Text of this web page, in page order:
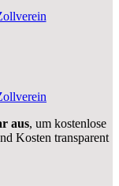
aus, um kostenlose
Kosten transparent